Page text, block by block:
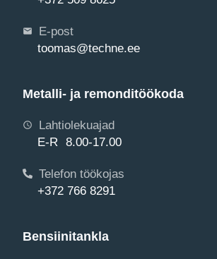
E-post
toomas@techne.ee
Metalli- ja remonditöökoda
Lahtiolekuajad
E-R 8.00-17.00
Telefon töökojas
+372 766 8291
Bensiinitankla